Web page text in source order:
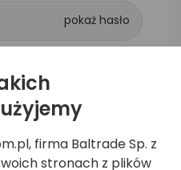
firma Baltrade Sp. z
stronach z plików